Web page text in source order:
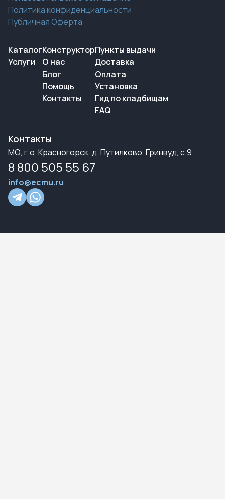
Политика конфиденциальности
Публичная Оферта
Каталог
Услуги
Конструктор
О нас
Блог
Помощь
Контакты
Пункты выдачи
Доставка
Оплата
Установка
Гид по кладбищам
FAQ
Контакты
МО, г.о. Красногорск, д. Путилково, Гринвуд, с.9
8 800 505 55 67
info@ecmu.ru